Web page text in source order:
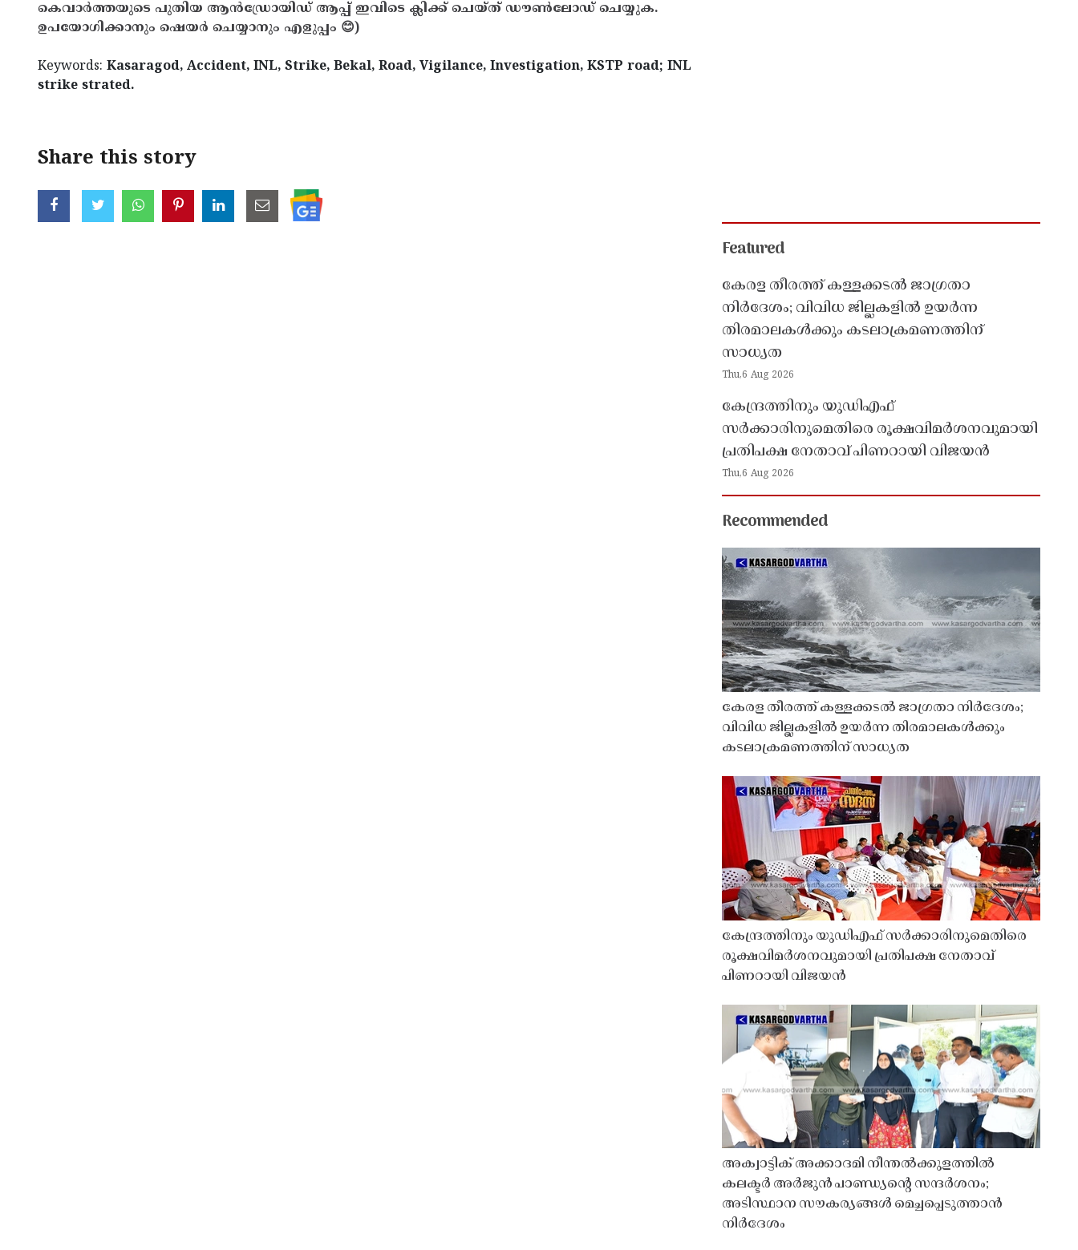
കെവാർത്തയുടെ പുതിയ ആൻഡ്രോയിഡ് ആപ്പ് ഇവിടെ ക്ലിക്ക് ചെയ്ത് ഡൗൺലോഡ് ചെയ്യുക.
ഉപയോഗിക്കാനും ഷെയർ ചെയ്യാനും എളുപ്പം 😊)
Keywords: Kasaragod, Accident, INL, Strike, Bekal, Road, Vigilance, Investigation, KSTP road; INL
strike strated.
Share this story
Featured
കേരള തീരത്ത് കള്ളക്കടൽ ജാഗ്രതാ
നിർദേശം; വിവിധ ജില്ലകളിൽ ഉയർന്ന
തിരമാലകൾക്കും കടലാക്രമണത്തിന്
സാധ്യത
Thu,6 Aug 2026
കേന്ദ്രത്തിനും യുഡിഎഫ്
സർക്കാരിനുമെതിരെ രൂക്ഷവിമർശനവുമായി
പ്രതിപക്ഷ നേതാവ് പിണറായി വിജയൻ
Thu,6 Aug 2026
Recommended
കേരള തീരത്ത് കള്ളക്കടൽ ജാഗ്രതാ നിർദേശം;
വിവിധ ജില്ലകളിൽ ഉയർന്ന തിരമാലകൾക്കും
കടലാക്രമണത്തിന് സാധ്യത
കേന്ദ്രത്തിനും യുഡിഎഫ് സർക്കാരിനുമെതിരെ
രൂക്ഷവിമർശനവുമായി പ്രതിപക്ഷ നേതാവ്
പിണറായി വിജയൻ
അക്വാട്ടിക് അക്കാദമി നീന്തൽക്കുളത്തിൽ
കലക്ടർ അർജുൻ പാണ്ഡ്യൻ്റെ സന്ദർശനം;
അടിസ്ഥാന സൗകര്യങ്ങൾ മെച്ചപ്പെടുത്താൻ
നിർദേശം